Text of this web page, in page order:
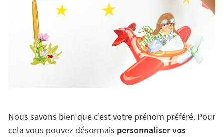
Nous savons bien que c'est votre prénom préféré. Pour
cela vous pouvez désormais personnaliser vos